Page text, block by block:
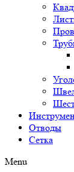
Отводы
Сетка
Menu